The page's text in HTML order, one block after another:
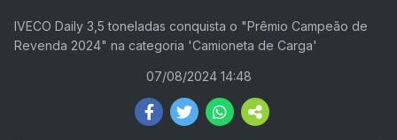
IVECO Daily 3,5 toneladas conquista o "Prêmio Campeão de
Revenda 2024" na categoria 'Camioneta de Carga'
07/08/2024 14:48